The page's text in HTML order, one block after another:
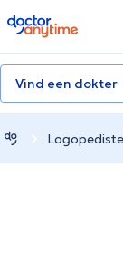
doctoranytime
Vind een dokter